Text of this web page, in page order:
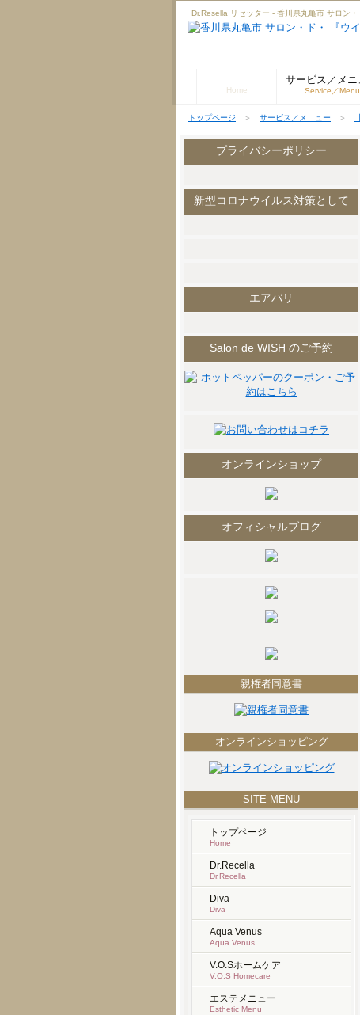
Dr.Resella リセッター - 香川県丸亀市 サロン
Home
サービス／メニ
Service／Menu
トップページ ＞ サービス／メニュー ＞
プライバシーポリシー
新型コロナウイルス対策として
エアバリ
Salon de WISH のご予約
オンラインショップ
オフィシャルブログ
親権者同意書
オンラインショッピング
SITE MENU
トップページ
Home
Dr.Recella
Dr.Recella
Diva
Diva
Aqua Venus
Aqua Venus
V.O.Sホームケア
V.O.S Homecare
エステメニュー
Esthetic Menu